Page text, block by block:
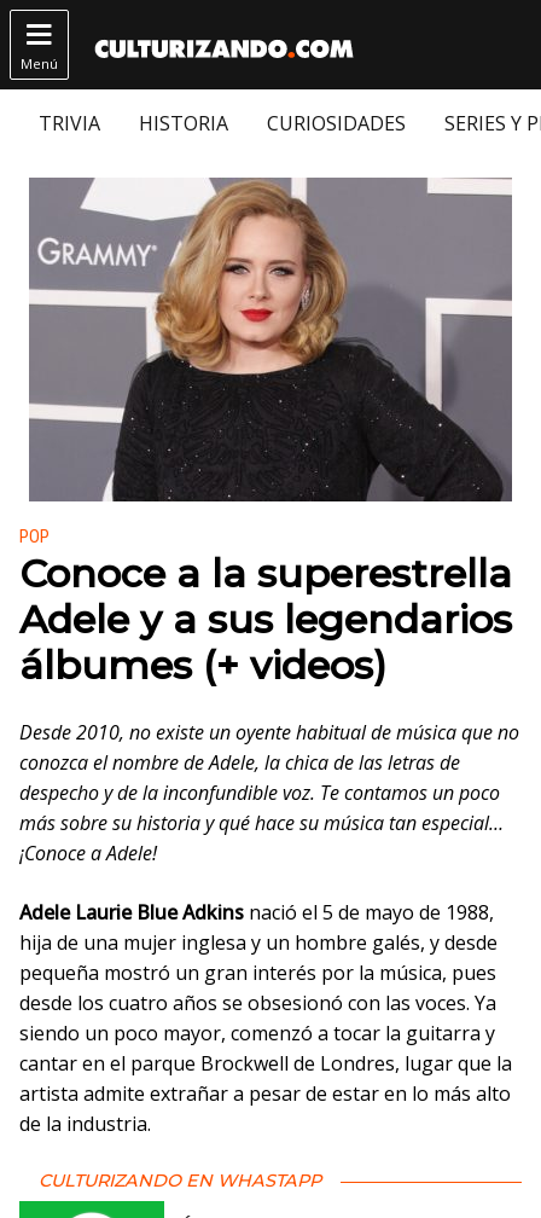

Menú
TRIVIA HISTORIA CURIOSIDADES SERIES Y
Publicado en:
POP
Conoce a la superestrella
Adele y a sus legendarios
álbumes (+ videos)
Desde 2010, no existe un oyente habitual de música que no
conozca el nombre de Adele, la chica de las letras de
despecho y de la inconfundible voz. Te contamos un poco
más sobre su historia y qué hace su música tan especial…
¡Conoce a Adele!
Adele Laurie Blue Adkins nació el 5 de mayo de 1988,
hija de una mujer inglesa y un hombre galés, y desde
pequeña mostró un gran interés por la música, pues
desde los cuatro años se obsesionó con las voces. Ya
siendo un poco mayor, comenzó a tocar la guitarra y
cantar en el parque Brockwell de Londres, lugar que la
artista admite extrañar a pesar de estar en lo más alto
de la industria.
CULTURIZANDO EN WHASTAPP